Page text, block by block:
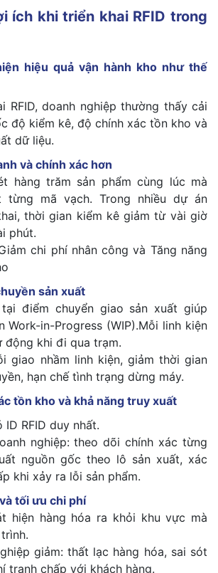
ích khi triển khai RFID trong
hiệu quả vận hành kho như thế
RFID, doanh nghiệp thường thấy cải
độ kiểm kê, độ chính xác tồn kho và
dữ liệu.
và chính xác hơn
hàng trăm sản phẩm cùng lúc mà
từng mã vạch. Trong nhiều dự án
thời gian kiểm kê giảm từ vài giờ
phút.
chi phí nhân công và Tăng năng
sản xuất
tại điểm chuyển giao sản xuất giúp
Work-in-Progress (WIP).Mỗi linh kiện
động khi đi qua trạm.
giao nhầm linh kiện, giảm thời gian
hạn chế tình trạng dừng máy.
tồn kho và khả năng truy xuất
RFID duy nhất.
nghiệp: theo dõi chính xác từng
nguồn gốc theo lô sản xuất, xác
khi xảy ra lỗi sản phẩm.
tối ưu chi phí
hiện hàng hóa ra khỏi khu vực mà
giảm: thất lạc hàng hóa, sai sót
tranh chấp với khách hàng.